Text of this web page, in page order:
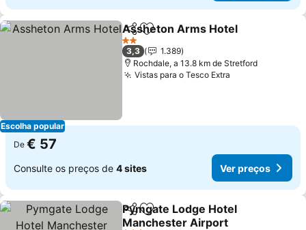
Escolha popular
PartilharAdicionar aos favoritos
Assheton Arms Hotel
2 Estrelas
3,3
1.389
Rochdale, a 13.8 km de Stretford
Vistas para o Tesco Extra
De € 57
Consulte os preços de 4 sites Ver preços
PartilharAdicionar aos favoritos
Pymgate Lodge Hotel
Manchester Airport